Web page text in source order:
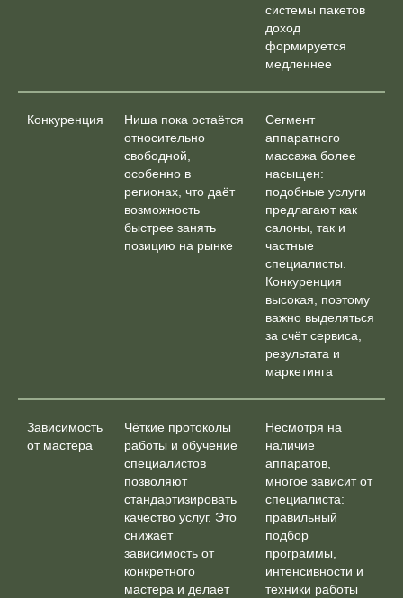
системы пакетов
доход
формируется
медленнее
Конкуренция
Ниша пока остаётся
относительно
свободной,
особенно в
регионах, что даёт
возможность
быстрее занять
позицию на рынке
Сегмент
аппаратного
массажа более
насыщен:
подобные услуги
предлагают как
салоны, так и
частные
специалисты.
Конкуренция
высокая, поэтому
важно выделяться
за счёт сервиса,
результата и
маркетинга
Зависимость
от мастера
Чёткие протоколы
работы и обучение
специалистов
позволяют
стандартизировать
качество услуг. Это
снижает
зависимость от
конкретного
мастера и делает
Несмотря на
наличие
аппаратов,
многое зависит от
специалиста:
правильный
подбор
программы,
интенсивности и
техники работы